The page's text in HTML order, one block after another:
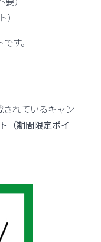
す。
されているキャン
（期間限定ポイ